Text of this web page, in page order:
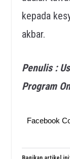
kepada
akbar.
Penulis :
Program
Facebook